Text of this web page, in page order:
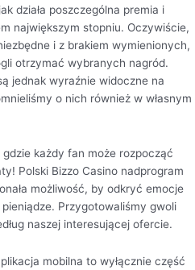
działa poszczególna premia i
największym stopniu. Oczywiście,
i z brakiem wymienionych,
otrzymać wybranych nagród.
jednak wyraźnie widoczne na
o nich również w własnym
każdy fan może rozpocząć
Polski Bizzo Casino nadprogram
możliwość, by odkryć emocje
Przygotowaliśmy gwoli
naszej interesującej ofercie.
mobilna to wyłącznie część